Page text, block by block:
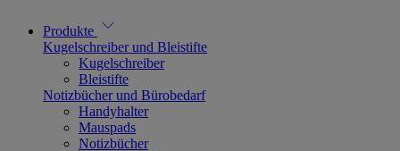
Produkte
Kugelschreiber und Bleistifte
Kugelschreiber
Bleistifte
Notizbücher und Bürobedarf
Handyhalter
Mauspads
Notizbücher